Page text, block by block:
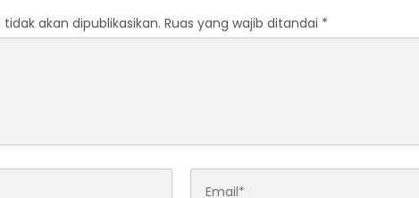
akan dipublikasikan. Ruas yang wajib ditandai *